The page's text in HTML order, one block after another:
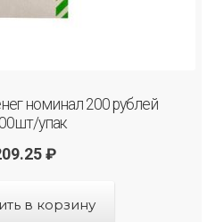
номинал 200 рублей
упак
₽
в корзину